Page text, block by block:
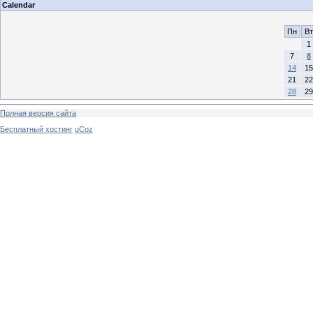
Calendar
Пн
Вт
1
7
8
14
15
21
22
28
29
Полная версия сайта
Бесплатный хостинг uCoz